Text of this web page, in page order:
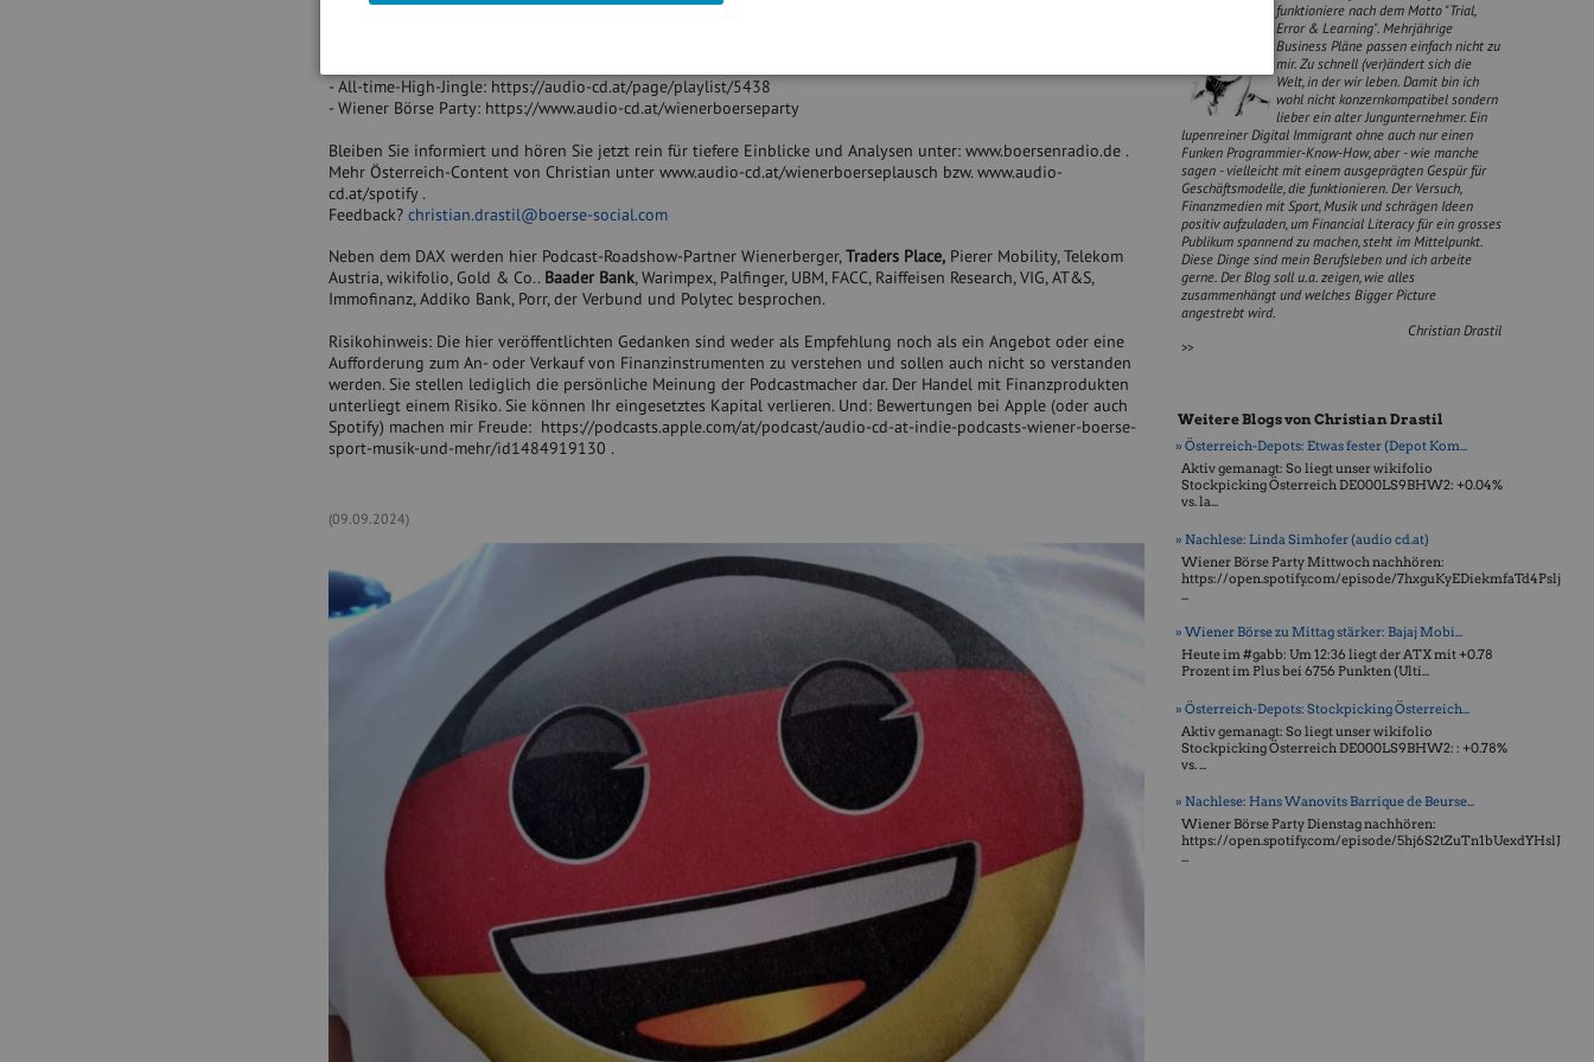
- All-time-High-Jingle: https://audio-cd.at/page/playlist/5438
- Wiener Börse Party: https://www.audio-cd.at/wienerboerseparty
Bleiben Sie informiert und hören Sie jetzt rein für tiefere Einblicke und Analysen unter: www.boersenradio.de .
Mehr Österreich-Content von Christian unter www.audio-cd.at/wienerboerseplausch bzw. www.audio-
cd.at/spotify .
Feedback? christian.drastil@boerse-social.com
Neben dem DAX werden hier Podcast-Roadshow-Partner Wienerberger,Traders Place,Pierer Mobility, Telekom
Austria, wikifolio, Gold & Co.. Baader Bank, Warimpex, Palfinger, UBM, FACC, Raiffeisen Research, VIG, AT&S,
Immofinanz, Addiko Bank, Porr, der Verbund und Polytec besprochen.
Risikohinweis: Die hier veröffentlichten Gedanken sind weder als Empfehlung noch als ein Angebot oder eine
Aufforderung zum An- oder Verkauf von Finanzinstrumenten zu verstehen und sollen auch nicht so verstanden
werden. Sie stellen lediglich die persönliche Meinung der Podcastmacher dar. Der Handel mit Finanzprodukten
unterliegt einem Risiko. Sie können Ihr eingesetztes Kapital verlieren. Und: Bewertungen bei Apple (oder auch
Spotify) machen mir Freude: https://podcasts.apple.com/at/podcast/audio-cd-at-indie-podcasts-wiener-boerse-
sport-musik-und-mehr/id1484919130 .
(09.09.2024)
funktioniere nach dem Motto "Trial,
Error & Learning". Mehrjährige
Business Pläne passen einfach nicht zu
mir. Zu schnell (ver)ändert sich die
Welt, in der wir leben. Damit bin ich
wohl nicht konzernkompatibel sondern
lieber ein alter Jungunternehmer. Ein
lupenreiner Digital Immigrant ohne auch nur einen
Funken Programmier-Know-How, aber - wie manche
sagen - vielleicht mit einem ausgeprägten Gespür für
Geschäftsmodelle, die funktionieren. Der Versuch,
Finanzmedien mit Sport, Musik und schrägen Ideen
positiv aufzuladen, um Financial Literacy für ein grosses
Publikum spannend zu machen, steht im Mittelpunkt.
Diese Dinge sind mein Berufsleben und ich arbeite
gerne. Der Blog soll u.a. zeigen, wie alles
zusammenhängt und welches Bigger Picture
angestrebt wird.
Christian Drastil
>>
Weitere Blogs von Christian Drastil
» Österreich-Depots: Etwas fester (Depot Kom...
Aktiv gemanagt: So liegt unser wikifolio
Stockpicking Öster­reich DE000LS9BHW2: +0.04%
vs. la...
» Nachlese: Linda Simhofer (audio cd.at)
Wiener Börse Party Mittwoch nachhören:
https://open.spotify.com/episode/7hxguKyEDiekmfaTd4Pslj
...
» Wiener Börse zu Mittag stärker: Bajaj Mobi...
Heute im #gabb: Um 12:36 liegt der ATX mit +0.78
Prozent im Plus bei 6756 Punkten (Ulti...
» Österreich-Depots: Stockpicking Österreich...
Aktiv gemanagt: So liegt unser wikifolio
Stockpicking Öster­reich DE000LS9BHW2: : +0.78%
vs. ...
» Nachlese: Hans Wanovits Barrique de Beurse...
Wiener Börse Party Dienstag nachhören:
https://open.spotify.com/episode/5hj6S2tZuTn1bUexdYHslJ
...